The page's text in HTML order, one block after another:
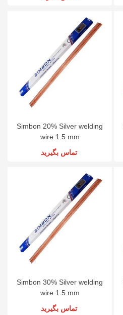
Simbon 20% Silver welding
wire 1.5 mm
تماس بگیرید
Simbon 30% Silver welding
wire 1.5 mm
تماس بگیرید